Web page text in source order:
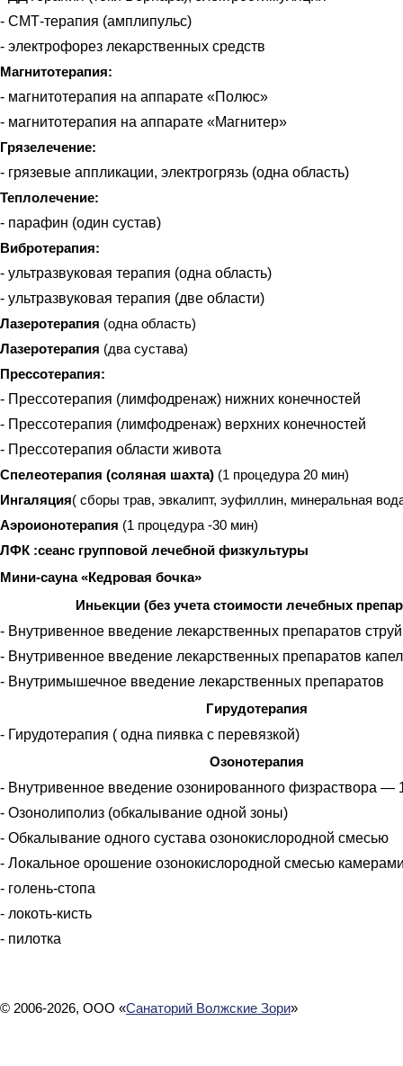
- СМТ-терапия (амплипульс)
- электрофорез лекарственных средств
Магнитотерапия:
- магнитотерапия на аппарате «Полюс»
- магнитотерапия на аппарате «Магнитер»
Грязелечение:
- грязевые аппликации, электрогрязь (одна область)
Теплолечение:
- парафин (один сустав)
Вибротерапия:
- ультразвуковая терапия (одна область)
- ультразвуковая терапия (две области)
Лазеротерапия (одна область)
Лазеротерапия (два сустава)
Прессотерапия:
- Прессотерапия (лимфодренаж) нижних конечностей
- Прессотерапия (лимфодренаж) верхних конечностей
- Прессотерапия области живота
Спелеотерапия (соляная шахта) (1 процедура 20 мин)
Ингаляция( сборы трав, эвкалипт, эуфиллин, минеральная
Аэроионотерапия (1 процедура -30 мин)
ЛФК :сеанс групповой лечебной физкультуры
Мини-сауна «Кедровая бочка»
Иньекции (без учета стоимости лечебных
- Внутривенное введение лекарственных препаратов
- Внутривенное введение лекарственных препаратов
- Внутримышечное введение лекарственных препаратов
Гирудотерапия
- Гирудотерапия ( одна пиявка с перевязкой)
Озонотерапия
- Внутривенное введение озонированного физраствора —
- Озонолиполиз (обкалывание одной зоны)
- Обкалывание одного сустава озонокислородной смесью
- Локальное орошение озонокислородной смесью
- голень-стопа
- локоть-кисть
- пилотка
© 2006-2026, ООО «Санаторий Волжские Зори»